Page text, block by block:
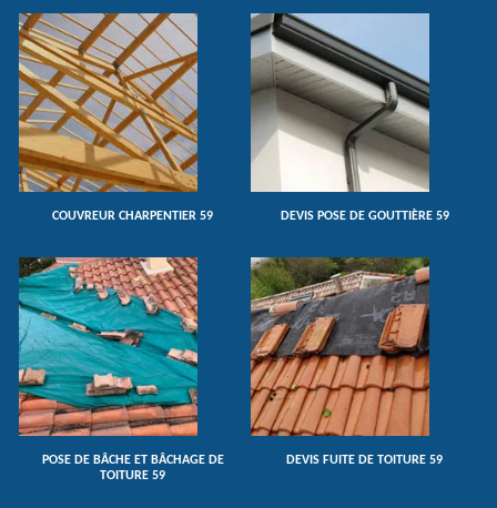
COUVREUR CHARPENTIER 59 DEVIS POSE DE GOUTTIÈRE 59
POSE DE BÂCHE ET BÂCHAGE DE
TOITURE 59
DEVIS FUITE DE TOITURE 59